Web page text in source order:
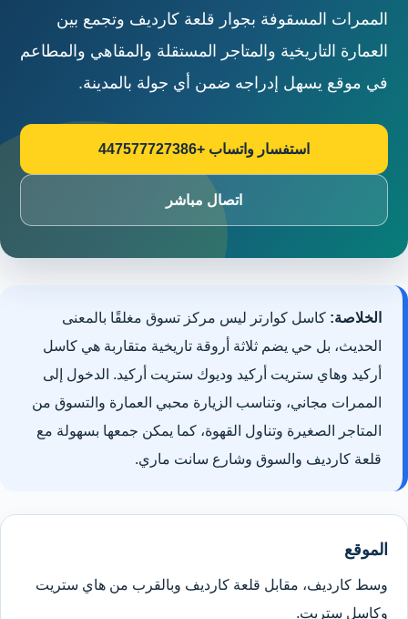
الممرات المسقوفة بجوار قلعة كارديف وتجمع بين
العمارة التاريخية والمتاجر المستقلة والمقاهي والمطاعم
في موقع يسهل إدراجه ضمن أي جولة بالمدينة.
استفسار واتساب +447577727386
اتصال مباشر
الخلاصة: كاسل كوارتر ليس مركز تسوق مغلقًا بالمعنى
الحديث، بل حي يضم ثلاثة أروقة تاريخية متقاربة هي كاسل
أركيد وهاي ستريت أركيد وديوك ستريت أركيد. الدخول إلى
الممرات مجاني، وتناسب الزيارة محبي العمارة والتسوق من
المتاجر الصغيرة وتناول القهوة، كما يمكن جمعها بسهولة مع
قلعة كارديف والسوق وشارع سانت ماري.
الموقع
وسط كارديف، مقابل قلعة كارديف وبالقرب من هاي ستريت
وكاسل ستريت.